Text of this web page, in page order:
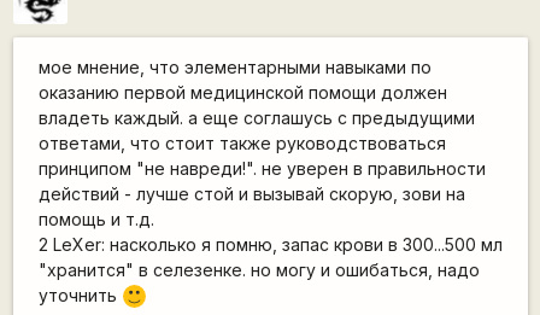
мое мнение, что элементарными навыками по
оказанию первой медицинской помощи должен
владеть каждый. а еще соглашусь с предыдущими
ответами, что стоит также руководствоваться
принципом "не навреди!". не уверен в правильности
действий - лучше стой и вызывай скорую, зови на
помощь и т.д.
2 LeXer: насколько я помню, запас крови в 300...500 мл
"хранится" в селезенке. но могу и ошибаться, надо
уточнить
:)